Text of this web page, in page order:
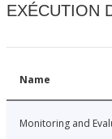
EXÉCUTION
Name
Monitoring and